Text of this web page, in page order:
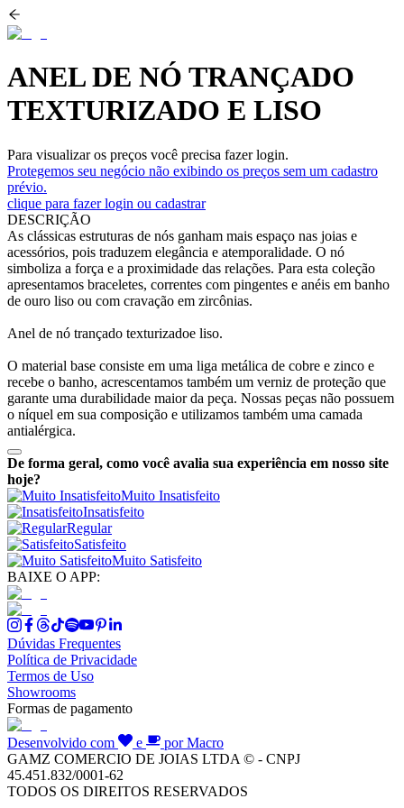
ANEL DE NÓ TRANÇADO
TEXTURIZADO E LISO
Para visualizar os preços você precisa fazer login.
Protegemos seu negócio não exibindo os preços sem um cadastro
prévio.
clique para fazer login ou cadastrar
DESCRIÇÃO
As clássicas estruturas de nós ganham mais espaço nas joias e
acessórios, pois traduzem elegância e atemporalidade. O nó
simboliza a força e a proximidade das relações. Para esta coleção
apresentamos braceletes, correntes com pingentes e anéis em banho
de ouro liso ou com cravação em zircônias.
Anel de nó trançado texturizadoe liso.
O material base consiste em uma liga metálica de cobre e zinco e
recebe o banho, acrescentamos também um verniz de proteção que
garante uma durabilidade maior da peça. Nossas peças não possuem
o níquel em sua composição e utilizamos também uma camada
antialérgica.
De forma geral, como você avalia sua experiência em nosso site
hoje?
Muito Insatisfeito
Insatisfeito
Regular
Satisfeito
Muito Satisfeito
BAIXE O APP:
Dúvidas Frequentes
Política de Privacidade
Termos de Uso
Showrooms
Formas de pagamento
Desenvolvido com e
por Macro
GAMZ COMERCIO DE JOIAS LTDA © - CNPJ
45.451.832/0001-62
TODOS OS DIREITOS RESERVADOS